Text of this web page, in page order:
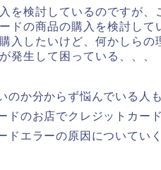
を検討しているのですが、
ドの商品の購入を検討して
入したいけど、何かしらの
発生して困っている、、、
か分からず悩んでいる人
のお店でクレジットカー
ドエラーの原因についてい